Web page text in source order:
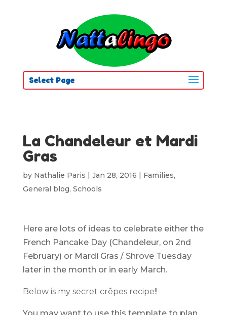
Select Page
La Chandeleur et Mardi
Gras
by Nathalie Paris | Jan 28, 2016 | Families,
General blog, Schools
Here are lots of ideas to celebrate either the
French Pancake Day (Chandeleur, on 2nd
February) or Mardi Gras / Shrove Tuesday
later in the month or in early March.
Below is my secret crêpes recipe!!